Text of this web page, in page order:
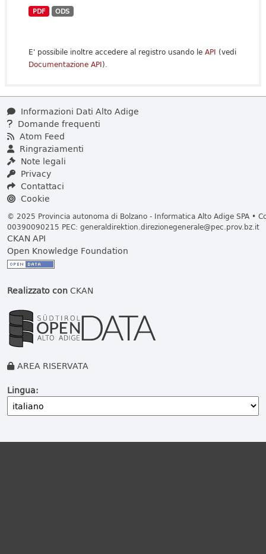
PDF ODS
E' possibile inoltre accedere al registro usando le API (vedi
Documentazione API).
Informazioni Dati Alto Adige
Domande frequenti
Atom Feed
Ringraziamenti
Note legali
Privacy
Contattaci
Cookie
© 2025 Provincia autonoma di Bolzano - Informatica Alto Adige SPA •
00390090215 PEC: generaldirektion.direzionegenerale@pec.prov.bz.it
CKAN API
Open Knowledge Foundation
Realizzato conCKAN
AREA RISERVATA
Lingua